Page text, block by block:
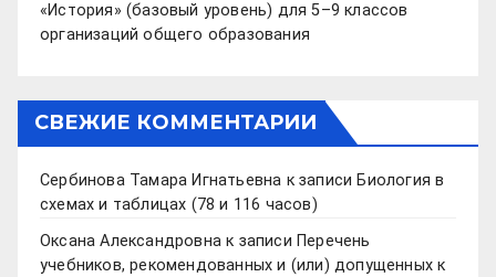
«История» (базовый уровень) для 5–9 классов
организаций общего образования
СВЕЖИЕ КОММЕНТАРИИ
Сербинова Тамара Игнатьевна к записи Биология в
схемах и таблицах (78 и 116 часов)
Оксана Александровна к записи Перечень
учебников, рекомендованных и (или) допущенных к